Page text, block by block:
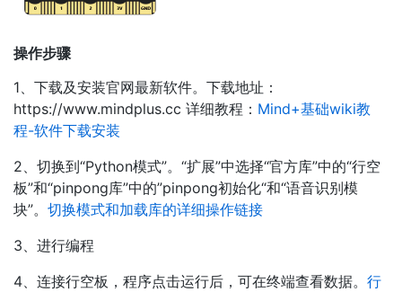
操作步骤
1、下载及安装官网最新软件。下载地址：
https://www.mindplus.cc 详细教程： Mind+基础wiki教
程-软件下载安装
2、切换到“Python模式”。“扩展”中选择“官方库”中的“行空
板”和“pinpong库”中的”pinpong初始化“和“语音识别模
块”。 切换模式和加载库的详细操作链接
3、进行编程
4、连接行空板，程序点击运行后，可在终端查看数据。 行